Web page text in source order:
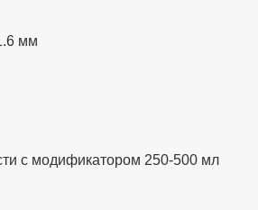
мм
с модификатором 250-500 мл